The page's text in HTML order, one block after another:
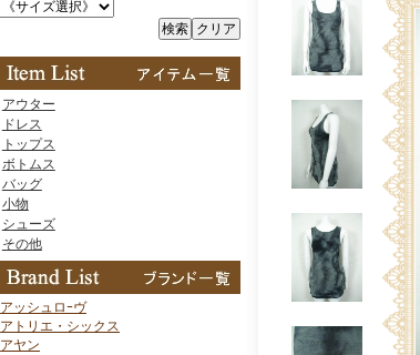
クリア
検索
アウター
ドレス
トップス
ボトムス
バッグ
小物
シューズ
その他
アッシュロｰヴ
アトリエ・シックス
アヤン